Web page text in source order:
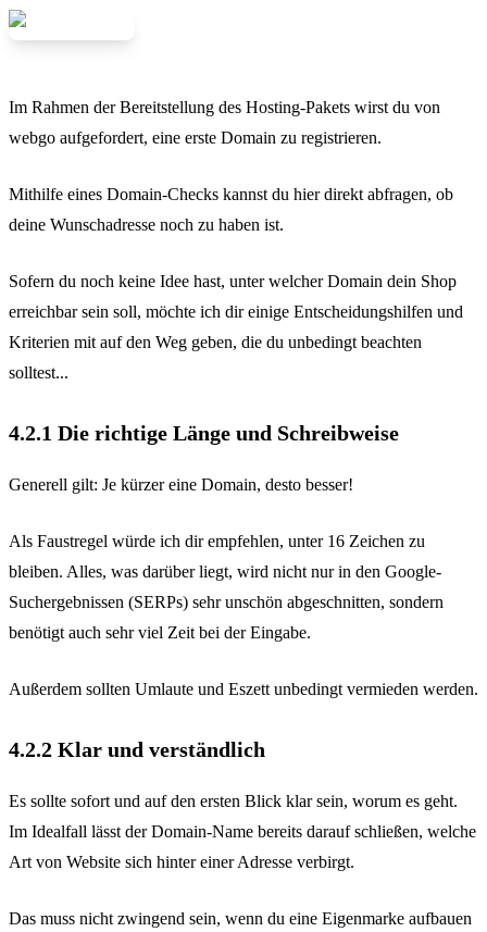
Im Rahmen der Bereitstellung des Hosting-Pakets wirst du von
webgo aufgefordert, eine erste Domain zu registrieren.
Mithilfe eines Domain-Checks kannst du hier direkt abfragen, ob
deine Wunschadresse noch zu haben ist.
Sofern du noch keine Idee hast, unter welcher Domain dein Shop
erreichbar sein soll, möchte ich dir einige Entscheidungshilfen und
Kriterien mit auf den Weg geben, die du unbedingt beachten
solltest...
4.2.1 Die richtige Länge und Schreibweise
Generell gilt: Je kürzer eine Domain, desto besser!
Als Faustregel würde ich dir empfehlen, unter 16 Zeichen zu
bleiben. Alles, was darüber liegt, wird nicht nur in den Google-
Suchergebnissen (SERPs) sehr unschön abgeschnitten, sondern
benötigt auch sehr viel Zeit bei der Eingabe.
Außerdem sollten Umlaute und Eszett unbedingt vermieden werden.
4.2.2 Klar und verständlich
Es sollte sofort und auf den ersten Blick klar sein, worum es geht.
Im Idealfall lässt der Domain-Name bereits darauf schließen, welche
Art von Website sich hinter einer Adresse verbirgt.
Das muss nicht zwingend sein, wenn du eine Eigenmarke aufbauen